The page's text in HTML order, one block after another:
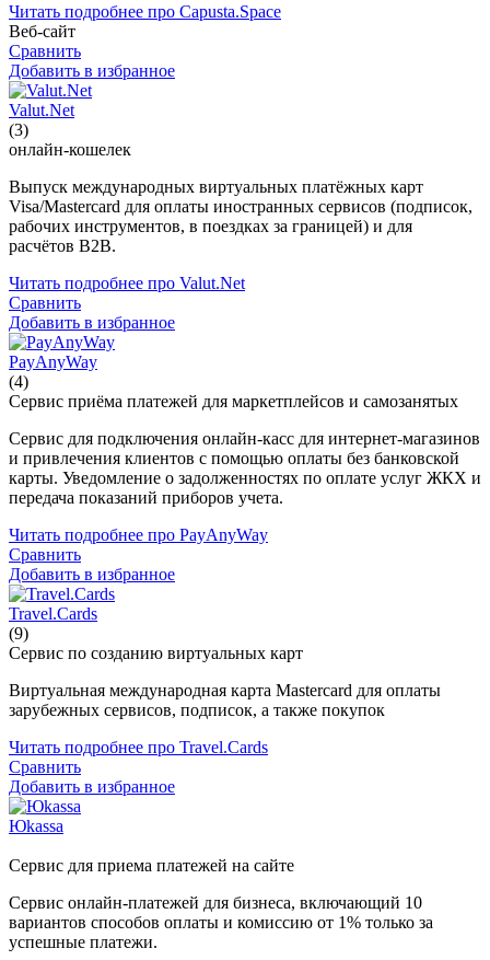
Читать подробнее про Capusta.Space
Веб-сайт
Сравнить
Добавить в избранное
Valut.Net
(3)
онлайн-кошелек
Выпуск международных виртуальных платёжных карт
Visa/Mastercard для оплаты иностранных сервисов (подписок,
рабочих инструментов, в поездках за границей) и для
расчётов B2B.
Читать подробнее про Valut.Net
Сравнить
Добавить в избранное
PayAnyWay
(4)
Сервис приёма платежей для маркетплейсов и самозанятых
Сервис для подключения онлайн-касс для интернет-магазинов
и привлечения клиентов с помощью оплаты без банковской
карты. Уведомление о задолженностях по оплате услуг ЖКХ и
передача показаний приборов учета.
Читать подробнее про PayAnyWay
Сравнить
Добавить в избранное
Travel.Cards
(9)
Сервис по созданию виртуальных карт
Виртуальная международная карта Mastercard для оплаты
зарубежных сервисов, подписок, а также покупок
Читать подробнее про Travel.Cards
Сравнить
Добавить в избранное
Юkassa
Сервис для приема платежей на сайте
Сервис онлайн-платежей для бизнеса, включающий 10
вариантов способов оплаты и комиссию от 1% только за
успешные платежи.